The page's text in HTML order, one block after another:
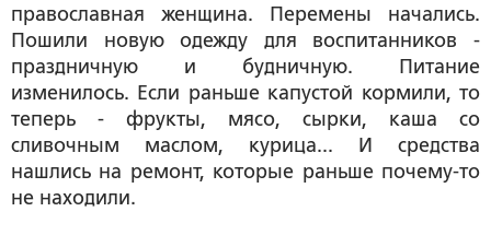
православная женщина. Перемены начались.
Пошили новую одежду для воспитанников -
праздничную и будничную. Питание
изменилось. Если раньше капустой кормили, то
теперь - фрукты, мясо, сырки, каша со
сливочным маслом, курица... И средства
нашлись на ремонт, которые раньше почему-то
не находили.